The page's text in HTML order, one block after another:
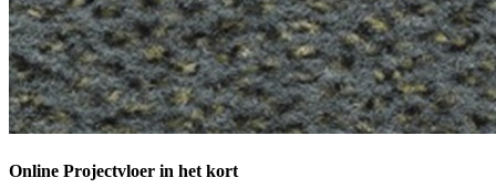
Online Projectvloer in het kort